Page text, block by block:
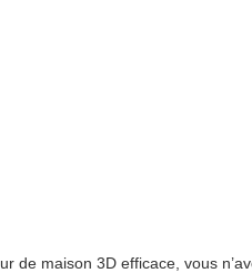
de maison 3D efficace, vous